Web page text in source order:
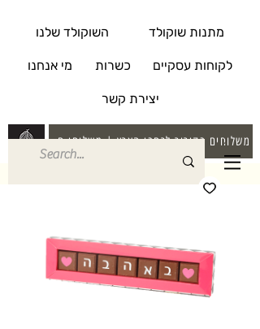
מתנות שוקולד השוקולד שלנו
לקוחות עסקיים כשרות מי אנחנו
יצירת קשר
משלוחים בקירור לרחבי הארץ | משלוחי חינם בקניה